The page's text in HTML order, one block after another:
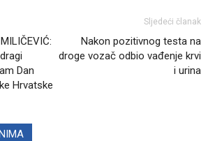
Dan
Hrvatske
Sljedeći članak
Nakon pozitivnog testa na
droge vozač odbio vađenje krvi
i urina